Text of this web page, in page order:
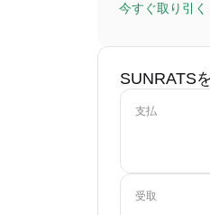
今すぐ取り引く
SUNRATS
支払
受取